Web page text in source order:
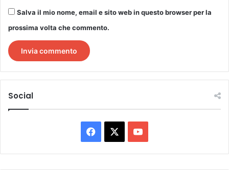
Salva il mio nome, email e sito web in questo browser per la
prossima volta che commento.
Social
Facebook You
Tube